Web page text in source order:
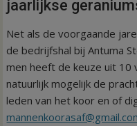
jaarlijkse
Net als de voorgaande
de bedrijfshal bij Antuma
men heeft de keuze uit 10
natuurlijk mogelijk de
leden van het koor en of